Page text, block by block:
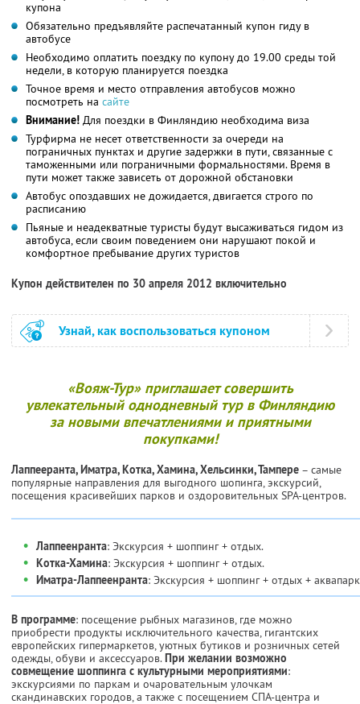
купона
Обязательно предъявляйте распечатанный купон гиду в
автобусе
Необходимо оплатить поездку по купону до 19.00 среды той
недели, в которую планируется поездка
Точное время и место отправления автобусов можно
посмотреть на сайте
Внимание! Для поездки в Финляндию необходима виза
Турфирма не несет ответственности за очереди на
пограничных пунктах и другие задержки в пути, связанные с
таможенными или пограничными формальностями. Время в
пути может также зависеть от дорожной обстановки
Автобус опоздавших не дожидается, двигается строго по
расписанию
Пьяные и неадекватные туристы будут высаживаться гидом из
автобуса, если своим поведением они нарушают покой и
комфортное пребывание других туристов
Купон действителен по 30 апреля 2012 включительно
Узнай, как воспользоваться купоном
«Вояж-Тур» приглашает совершить
увлекательный однодневный тур в Финляндию
за новыми впечатлениями и приятными
покупками!
Лаппееранта, Иматра, Котка, Хамина, Хельсинки, Тампере – самые
популярные направления для выгодного шопинга, экскурсий,
посещения красивейших парков и оздоровительных SPA-центров.
• Лаппеенранта: Экскурсия + шоппинг + отдых.
• Котка-Хамина: Экскурсия + шоппинг + отдых.
• Иматра-Лаппеенранта: Экскурсия + шоппинг + отдых +
В программе: посещение рыбных магазинов, где можно
приобрести продукты исключительного качества, гигантских
европейских гипермаркетов, уютных бутиков и розничных сетей
одежды, обуви и аксессуаров.При желании возможно
совмещение шоппинга с культурными мероприятиями:
экскурсиями по паркам и очаровательным улочкам
скандинавских городов, а также с посещением СПА-центра и